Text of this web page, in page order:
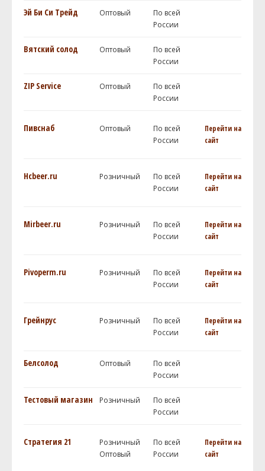
Эй Би Си Трейд Оптовый
По всей
России
Вятский солод Оптовый
По всей
России
ZIP Service Оптовый
По всей
России
Пивснаб Оптовый
По всей
России
Перейти на
сайт
Hcbeer.ru Розничный
По всей
России
Перейти на
сайт
Mirbeer.ru Розничный
По всей
России
Перейти на
сайт
Pivoperm.ru Розничный
По всей
России
Перейти на
сайт
Грейнрус Розничный
По всей
России
Перейти на
сайт
Белсолод Оптовый
По всей
России
Тестовый магазин Розничный
По всей
России
Стратегия 21
Розничный
Оптовый
По всей
России
Перейти на
сайт